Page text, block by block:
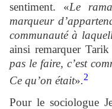
sentiment. «Le
marqueur
communauté à
ainsi remarquer
pas le faire, c’est
Ce qu’on était».2
Pour le sociologue